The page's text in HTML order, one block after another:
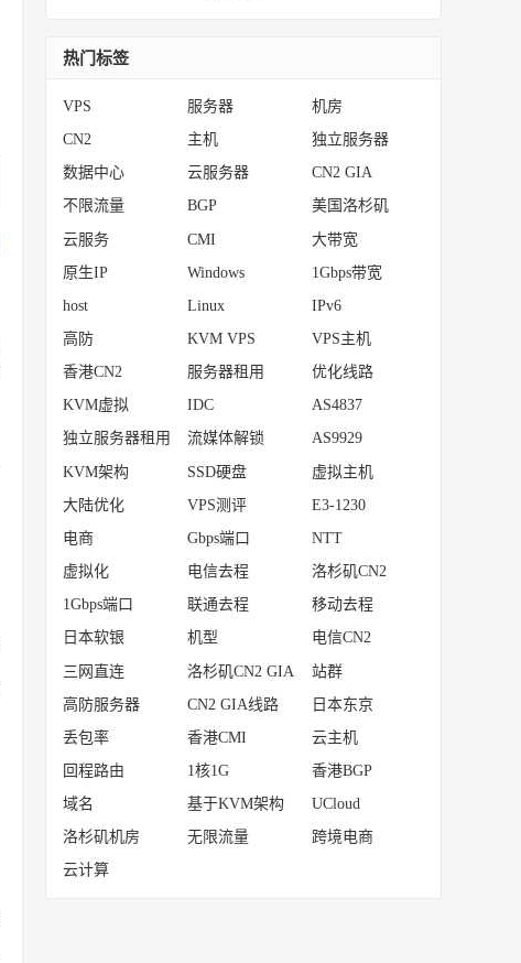
热门标签
VPS 服务器 机房
CN2 主机 独立服务器
数据中心 云服务器 CN2 GIA
不限流量 BGP 美国洛杉矶
云服务 CMI 大带宽
原生IP Windows 1Gbps带宽
host Linux IPv6
高防 KVM VPS VPS主机
香港CN2 服务器租用 优化线路
KVM虚拟 IDC AS4837
独立服务器租用 流媒体解锁 AS9929
KVM架构 SSD硬盘 虚拟主机
大陆优化 VPS测评 E3-1230
电商 Gbps端口 NTT
虚拟化 电信去程 洛杉矶CN2
1Gbps端口 联通去程 移动去程
日本软银 机型 电信CN2
三网直连 洛杉矶CN2 GIA 站群
高防服务器 CN2 GIA线路 日本东京
丢包率 香港CMI 云主机
回程路由 1核1G 香港BGP
域名 基于KVM架构 UCloud
洛杉矶机房 无限流量 跨境电商
云计算